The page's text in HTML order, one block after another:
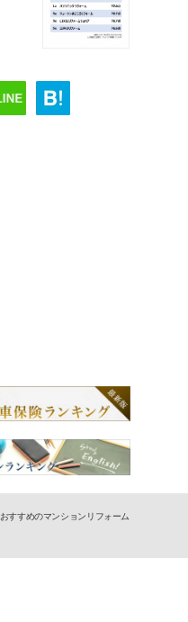
おすすめのマンションリフォーム